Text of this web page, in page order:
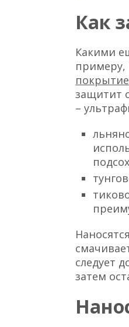
Как
Какими
примеру,
покрытие
защитит
–
следует
затем